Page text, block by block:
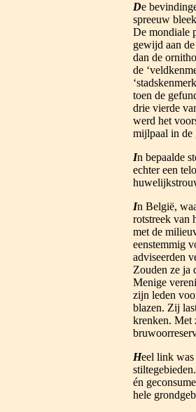
De
spreeuw
De mondiale
gewijd aan
dan de
de
toen de
drie vierde
werd het
mijlpaal in de
In bepaalde
echter een
In België,
rotstreek van
met de
eenstemmig
adviseerden
Zouden ze ja
Menige
zijn leden
blazen. Zij
krenken. Met
Heel link was
én
hele